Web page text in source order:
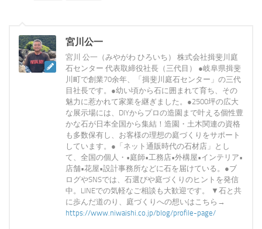
宮川公一
宮川 公一（みやがわ ひろいち） 株式会社揖斐川庭
石センター 代表取締役社長（三代目） ●岐阜県揖斐
川町で創業70余年、「揖斐川庭石センター」の三代
目社長です。●幼い頃から石に囲まれて育ち、その
魅力に惹かれて家業を継ぎました。●2500坪の広大
な展示場には、DIYからプロの造園まで叶える個性豊
かな石が日本全国から集結！造園・土木関連の資格
も多数保有し、お客様の理想の庭づくりをサポート
しています。●「ネット通販時代の石材店」とし
て、全国の個人・•庭師•工務店•外構屋•インテリア•
店舗•花屋•設計事務所などに石を届けている。●ブ
ログやSNSでは、石選びや庭づくりのヒントを発信
中。LINEでの気軽なご相談も大歓迎です。 ▼石と共
に歩んだ道のり、庭づくりへの想いはこちら→
https://www.niwaishi.co.jp/blog/profile-page/